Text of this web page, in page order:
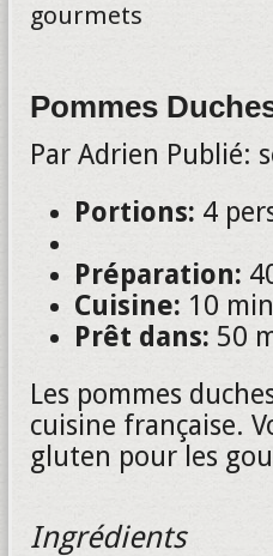
gourmets
Pommes
Par Adrien Publié:
Portions: 4
Préparation:
Cuisine: 10 min
Prêt dans: 50
Les pommes
cuisine française.
gluten pour les
Ingrédients